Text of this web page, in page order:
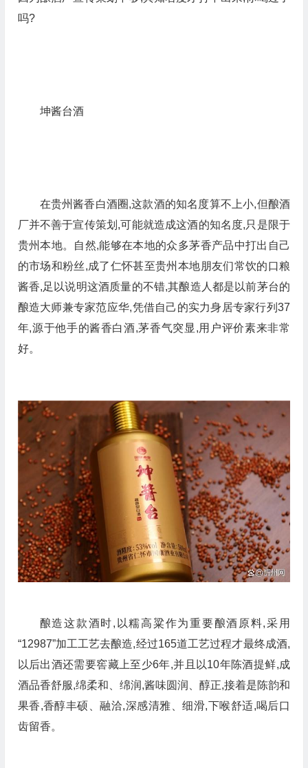
吗?
坤酱台酒
在贵州酱香白酒圈,这款酒的知名度算不上小,但酿酒
厂并不善于宣传策划,可能就造成这酒的知名度,只是限于
贵州本地。自然,能够在本地的众多茅香产品中打出自己
的市场和粉丝,成了仁怀甚至贵州本地朋友们常饮的口粮
酱香,足以说明这酒质量的不错,其酿造人都是以前茅台的
酿造大师兼专家范应华,凭借自己的实力身居专家行列37
年,源于他手的酱香白酒,茅香气突显,用户评价素来非常
好。
酿造这款酒时,以糯高粱作为重要酿酒原料,采用
“12987”加工工艺去酿造,经过165道工艺过程才最终成酒,
以后出酒还需要窖藏上至少6年,并且以10年陈酒提鲜,成
酒品香舒服,绵柔和、绵润,酱味圆润、醇正,接着是陈韵和
果香,香醇丰硕、融洽,深感清雅、细滑,下喉舒适,喝后口
齿留香。